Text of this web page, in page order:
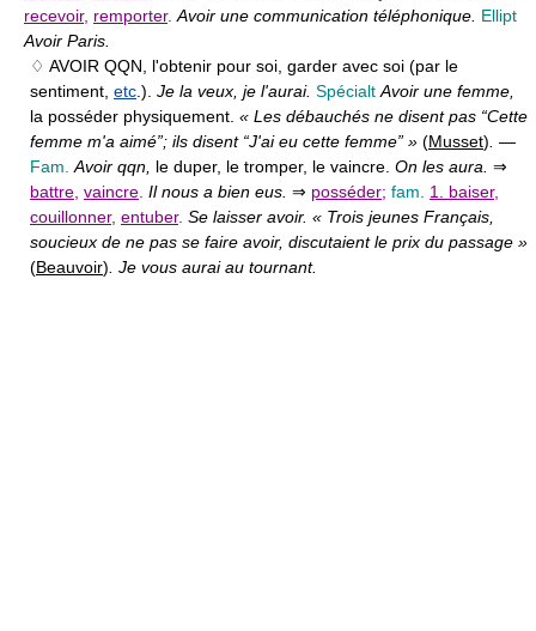
recevoir, remporter. Avoir une communication téléphonique. Ellipt
Avoir Paris.
♢ AVOIR QQN, l'obtenir pour soi, garder avec soi (par le
sentiment, etc .). Je la veux, je l'aurai. Spécialt Avoir une femme,
la posséder physiquement. « Les débauchés ne disent pas “Cette
femme m'a aimé”; ils disent “J'ai eu cette femme” » (Musset) —
Fam. Avoir qqn, le duper, le tromper, le vaincre. On les aura. ⇒
battre vaincre Il nous a bien eus. ⇒ posséder; fam. 1. baiser,
couillonner, entuber. Se laisser avoir. « Trois jeunes Français,
soucieux de ne pas se faire avoir, discutaient le prix du passage »
(Beauvoir) . Je vous aurai au tournant.